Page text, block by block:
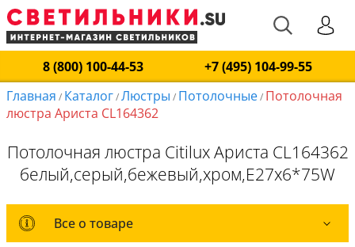
8 (800) 100-44-53
+7 (495) 104-99-55
Главная / Каталог/Люстры / Потолочные/ Потолочная
люстра Ариста CL164362
Потолочная люстра Citilux Ариста CL164362
белый,серый,бежевый,хром,E27x6*75W
Все о товаре